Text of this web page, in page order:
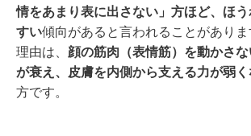
情をあまり表に出さない」方ほど、ほ
すい傾向があると言われることがありま
理由は、 顔の筋肉（表情筋）を動かさ
が衰え、皮膚を内側から支える力が弱く
方です。